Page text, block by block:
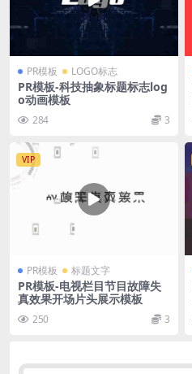
PR模板 LOGO标志
PR模板-科技抽象标题标志log
o动画模板
284 3
VIP
PR模板 标题文字
PR模板-电视栏目节目故障失
真效果开场片头展示模板
250 3